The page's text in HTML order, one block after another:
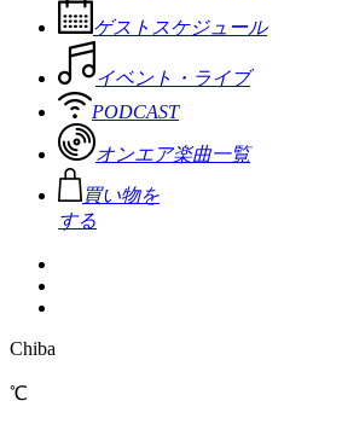
ゲストスケジュール
イベント・ライブ
PODCAST
オンエア楽曲一覧
買い物を
する
Chiba
℃